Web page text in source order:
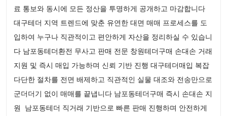
료 통보와 동시에 모든 정산을 투명하게 공개하고 마감합니다
대구테더 지역 트렌드에 맞춘 유연한 대면 매매 프로세스를 도
입하여 누구나 직관적이고 편안하게 자산을 정리하실 수 있습니
다 남포동테더환전 무사고 판매 전문 창원테더구매 손대손 거래
지원 및 즉시 매입 가능하며 신뢰 기반 진행 대구테더매입 복잡
다단한 절차를 전면 배제하고 직관적인 실물 대조와 전송만으로
군더더기 없이 매매를 끝냅니다 남포동테더구매 즉시 손대손 지
원 남포동테더 직거래 기반으로 빠른 판매 진행하며 안전하게